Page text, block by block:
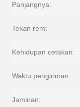
Panjangnya:
Tekan rem:
Kehidupan cetakan:
Waktu pengiriman:
Jaminan: